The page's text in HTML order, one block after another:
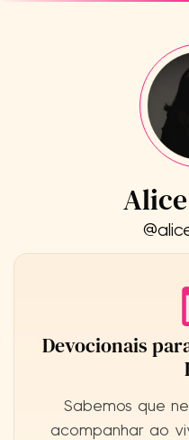
Devocionais
Sabemos que
acompanhar ao